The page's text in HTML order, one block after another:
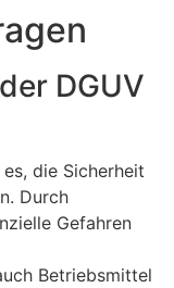
DGUV
die Sicherheit
Durch
Gefahren
Betriebsmittel